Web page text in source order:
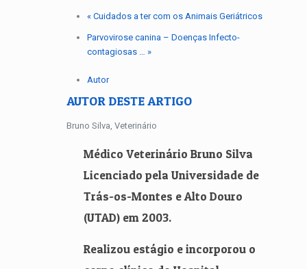
« Cuidados a ter com os Animais Geriátricos
Parvovirose canina – Doenças Infecto-
contagiosas … »
Autor
AUTOR DESTE ARTIGO
Bruno Silva, Veterinário
Médico Veterinário Bruno Silva
Licenciado pela Universidade de
Trás-os-Montes e Alto Douro
(UTAD) em 2003.
Realizou estágio e incorporou o